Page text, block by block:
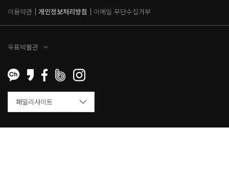
이용약관 개인정보처리방침 이메일 무단수집거부
우표박물관